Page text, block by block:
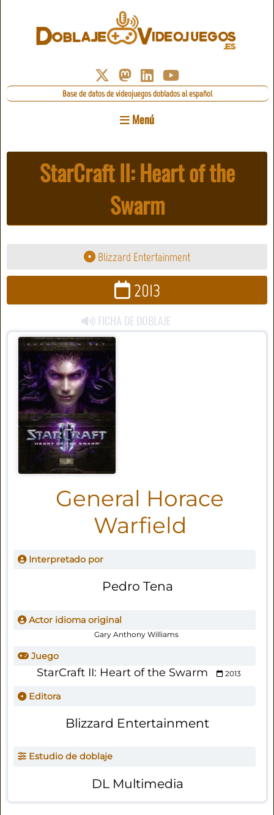
Base de datos de videojuegos doblados al español
Menú
StarCraft II: Heart of the
Swarm
Blizzard Entertainment
2013
FICHA DE DOBLAJE
General Horace
Warfield
Interpretado por
Pedro Tena
Actor idioma original
Gary Anthony Williams
Juego
StarCraft II: Heart of the Swarm 2013
Editora
Blizzard Entertainment
Estudio de doblaje
DL Multimedia